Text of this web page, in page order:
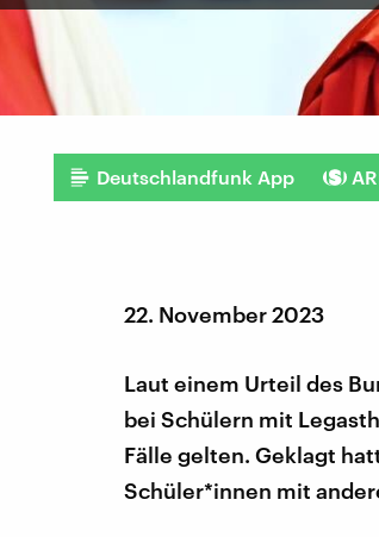
Deutschlandfunk App
22. November 2023
Laut einem Urteil des
bei Schülern mit
Fälle gelten. Geklagt
Schüler*innen mit